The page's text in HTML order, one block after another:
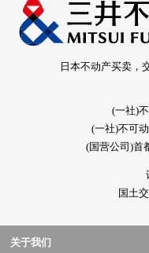
日本不动产买卖，
(一社)
(一社)不可
(国营公司)首
国土
关于我们